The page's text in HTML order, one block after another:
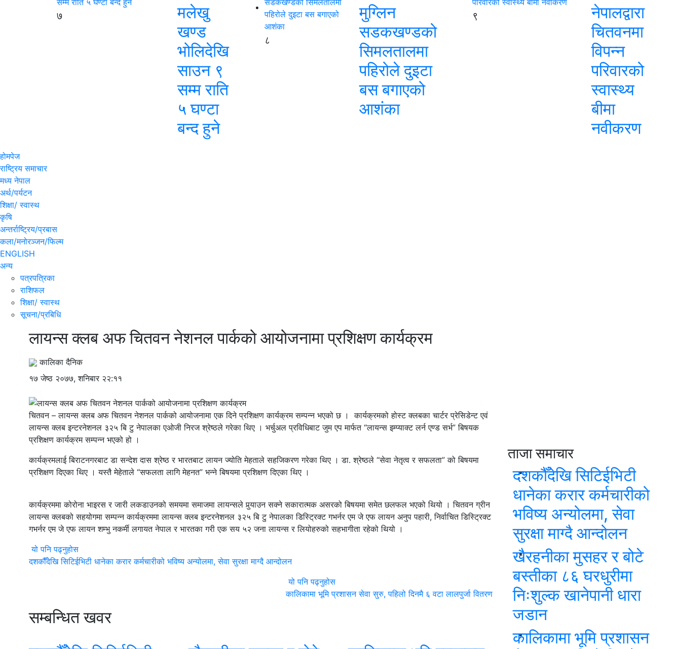
७
मलेखु
खण्ड
भोलिदेखि
साउन ९
सम्म राति
५ घण्टा
बन्द हुने
८
मुग्लिन
सडकखण्डको
सिमलतालमा
पहिरोले दुइटा
बस बगाएको
आशंका
९
नेपालद्वारा
चितवनमा
विपन्न
परिवारको
स्वास्थ्य
बीमा
नवीकरण
होमपेज
राष्ट्रिय समाचार
मध्य नेपाल
अर्थ/पर्यटन
शिक्षा/ स्वास्थ
कृषि
अन्तर्राष्ट्रिय/प्रबास
कला/मनोरञ्जन/फिल्म
ENGLISH
अन्य
पत्रपत्रिका
राशिफल
शिक्षा/ स्वास्थ
सूचना/प्रबिधि
लायन्स क्लब अफ चितवन नेशनल पार्कको आयोजनामा प्रशिक्षण कार्यक्रम
कालिका दैनिक
१७ जेष्ठ २०७७, शनिबार २२:११
चितवन – लायन्स क्लब अफ चितवन नेशनल पार्कको आयोजनामा एक दिने प्रशिक्षण कार्यक्रम सम्पन्न भएको छ । कार्यक्रमको होस्ट क्लबका चार्टर प्रेसिडेन्ट एवं
लायन्स क्लब इन्टरनेशनल ३२५ बि टु नेपालका एओजी निरज श्रेष्ठले गरेका थिए । भर्चुअल प्रविधिबाट जुम एप मार्फत “लायन्स इम्प्याक्ट लर्न एण्ड सर्भ” बिषयक
प्रशिक्षण कार्यक्रम सम्पन्न भएको हो ।
कार्यक्रमलाई बिराटनगरबाट डा सन्देश दास श्रेष्ठ र भारतबाट लायन ज्योति मेहताले सहजिकरण गरेका थिए । डा. श्रेष्ठले “सेवा नेतृत्व र सफलता” को बिषयमा
प्रशिक्षण दिएका थिए । यस्तै मेहेताले “सफलता लागि मेहनत” भन्ने बिषयमा प्रशिक्षण दिएका थिए ।
कार्यक्रममा कोरोना भाइरस र जारी लकडाउनको समयमा समाजमा लायन्सले पुर्‍याउन सक्ने सकारात्मक असरको बिषयमा समेत छलफल भएको थियो । चितवन ग्रीन
लायन्स क्लबको सहयोगमा सम्पन्न कार्यक्रममा लायन्स क्लब इन्टरनेशनल ३२५ बि टु नेपालका डिस्ट्रिक्ट गभर्नर एम जे एफ लायन अनुप पहारी, निर्वाचित डिस्ट्रिक्ट
गभर्नर एम जे एफ लायन शम्भु नकर्मी लगायत नेपाल र भारतका गरी एक सय ५२ जना लायन्स र लियोहरुको सहभागीता रहेको थियो ।
यो पनि पढ्नुहोस
दशकौँदेखि सिटिईभिटी धानेका करार कर्मचारीको भविष्य अन्योलमा, सेवा सुरक्षा माग्दै आन्दोलन
यो पनि पढ्नुहोस
कालिकामा भूमि प्रशासन सेवा सुरु, पहिलो दिनमै ६ वटा लालपुर्जा वितरण
सम्बन्धित खवर
ताजा समाचार
दशकौँदेखि सिटिईभिटी
धानेका करार कर्मचारीको
भविष्य अन्योलमा, सेवा
सुरक्षा माग्दै आन्दोलन
खैरहनीका मुसहर र बोटे
बस्तीका ८६ घरधुरीमा
निःशुल्क खानेपानी धारा
जडान
कालिकामा भूमि प्रशासन